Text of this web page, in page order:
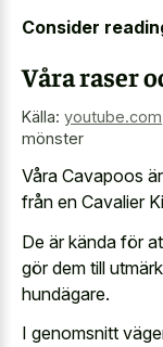
Consider
Våra raser
Källa: youtube.com
mönster
Våra Cavapoos
från en Cavalier
De är kända för
gör dem till
hundägare.
I genomsnitt